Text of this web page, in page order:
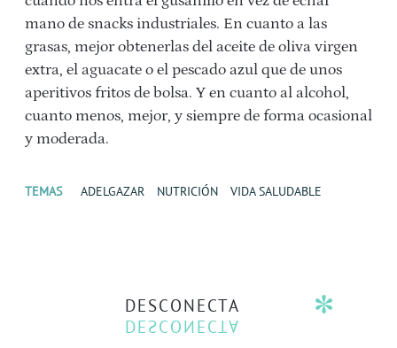
mano de snacks industriales. En cuanto a las
grasas, mejor obtenerlas del aceite de oliva virgen
extra, el aguacate o el pescado azul que de unos
aperitivos fritos de bolsa. Y en cuanto al alcohol,
cuanto menos, mejor, y siempre de forma ocasional
y moderada.
TEMAS ADELGAZAR NUTRICIÓN VIDA SALUDABLE
DESCONECTA